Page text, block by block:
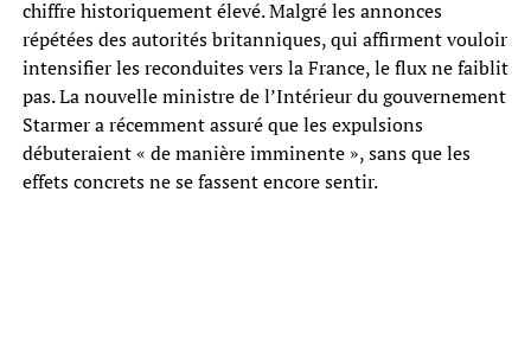
chiffre historiquement élevé. Malgré les annonces
répétées des autorités britanniques, qui affirment vouloir
intensifier les reconduites vers la France, le flux ne faiblit
pas. La nouvelle ministre de l’Intérieur du gouvernement
Starmer a récemment assuré que les expulsions
débuteraient « de manière imminente », sans que les
effets concrets ne se fassent encore sentir.